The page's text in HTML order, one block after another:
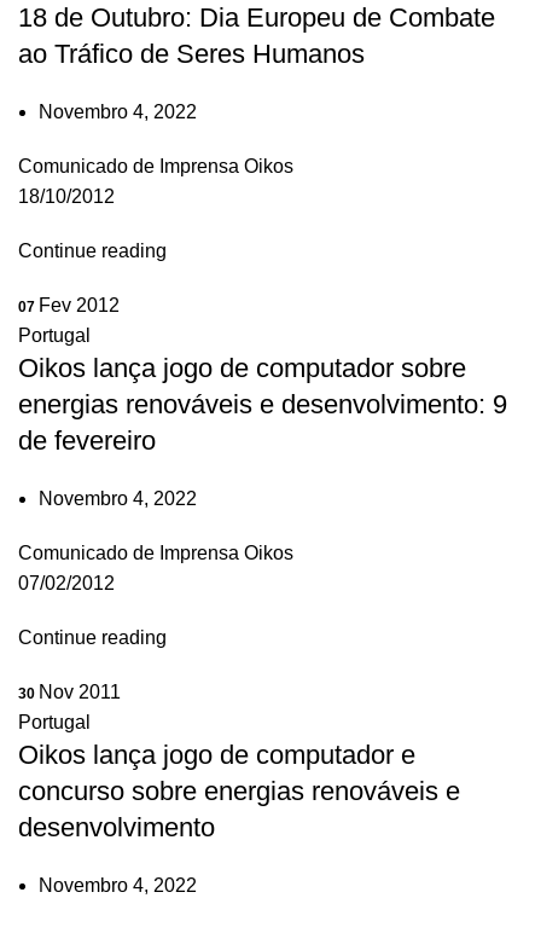
18 de Outubro: Dia Europeu de Combate
ao Tráfico de Seres Humanos
Novembro 4, 2022
Comunicado de Imprensa Oikos
18/10/2012
Continue reading
07 Fev 2012
Portugal
Oikos lança jogo de computador sobre
energias renováveis e desenvolvimento: 9
de fevereiro
Novembro 4, 2022
Comunicado de Imprensa Oikos
07/02/2012
Continue reading
30 Nov 2011
Portugal
Oikos lança jogo de computador e
concurso sobre energias renováveis e
desenvolvimento
Novembro 4, 2022